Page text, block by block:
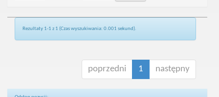
Rezultaty 1-1 z 1 (Czas wyszukiwania: 0.001 sekund).
poprzedni 1 następny